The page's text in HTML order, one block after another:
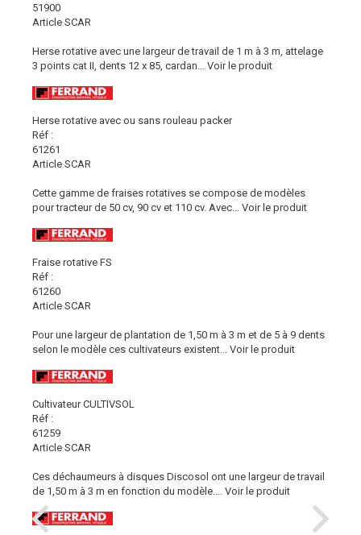
51900
Article SCAR
Herse rotative avec une largeur de travail de 1 m à 3 m, attelage
3 points cat II, dents 12 x 85, cardan...
Voir le produit
Herse rotative avec ou sans rouleau packer
Réf :
61261
Article SCAR
Cette gamme de fraises rotatives se compose de modèles
pour tracteur de 50 cv, 90 cv et 110 cv. Avec...
Voir le produit
Fraise rotative FS
Réf :
61260
Article SCAR
Pour une largeur de plantation de 1,50 m à 3 m et de 5 à 9 dents
selon le modèle ces cultivateurs existent...
Voir le produit
Cultivateur CULTIVSOL
Réf :
61259
Article SCAR
Ces déchaumeurs à disques Discosol ont une largeur de travail
de 1,50 m à 3 m en fonction du modèle....
Voir le produit